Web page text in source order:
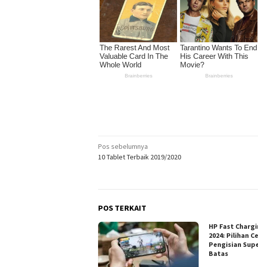
Navigasi
pos
Pos sebelumnya
10 Tablet Terbaik 2019/2020
POS TERKAIT
HP Fast
2024: Pilihan
Pengisian
Batas